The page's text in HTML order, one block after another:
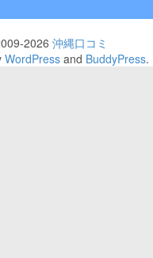
2026 沖縄口コミ
WordPressand BuddyPress.